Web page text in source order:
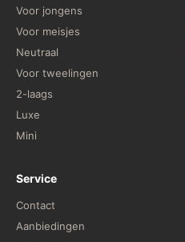
Voor jongens
Voor meisjes
Neutraal
Voor tweelingen
2-laags
Luxe
Mini
Service
Contact
Aanbiedingen